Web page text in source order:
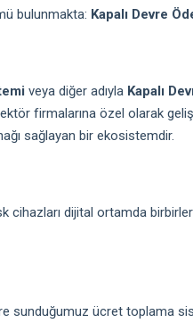
bulunmakta: Kapalı Devre
veya diğer adıyla Kapalı
firmalarına özel olarak
sağlayan bir ekosistemdir.
cihazları dijital ortamda
sunduğumuz ücret toplama